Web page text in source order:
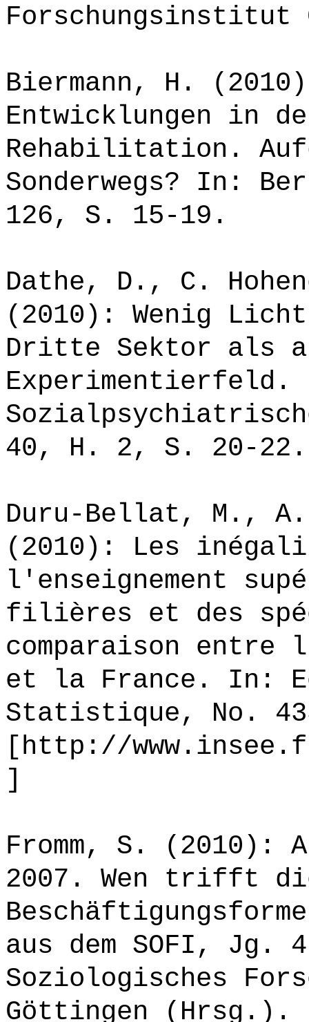
Biermann, H.
Entwicklungen in
Rehabilitation.
Sonderwegs? In:
126, S. 15-19.
Dathe, D., C.
(2010): Wenig
Dritte Sektor als
40, H. 2, S. 20-22.
Duru-Bellat, M.,
(2010): Les
l'enseignement
filières et des
comparaison entre
et la France. In:
Statistique, No.
[http://
]
Fromm, S. (2010):
2007. Wen trifft
aus dem SOFI,
Soziologisches
Göttingen (Hrsg.).